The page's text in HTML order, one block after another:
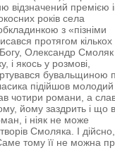
відзначений премією
років села
з «пізніми
протягом кількох
Олександр Смоляк
і якось у розмові,
бувальщиною
підійшов молодий
чотири романи, а
йому заздрить і що
і ніяк не може
Смоляка. І дійсно,
тому її не можна